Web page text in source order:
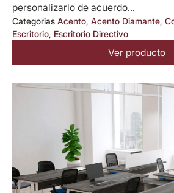
personalizarlo de acuerdo...
Categorias Acento, Acento Diamante,
Escritorio, Escritorio Directivo
Ver producto